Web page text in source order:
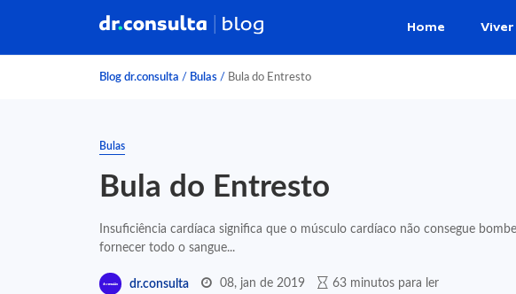
Home
Blog dr.consulta / Bulas / Bula do Entresto
Bulas
Bula do Entresto
Insuficiência cardíaca significa que o músculo cardíaco não consegue
fornecer todo o sangue...
dr.consulta 08, jan de 2019 63 minutos para ler